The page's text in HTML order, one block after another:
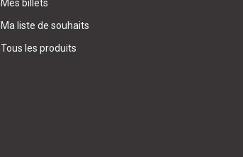
Mes billets
Ma liste de souhaits
Tous les produits